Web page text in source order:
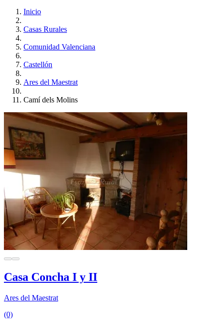
Inicio
Casas Rurales
Comunidad Valenciana
Castellón
Ares del Maestrat
Camí dels Molins
Casa Concha I y II
Ares del Maestrat
(0)